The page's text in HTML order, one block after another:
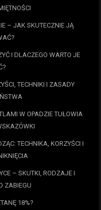
– JAK SKUTECZNIE JĄ
I DLACZEGO WARTO JE
TECHNIKI I ZASADY
W OPADZIE TUŁOWIA
TECHNIKA, KORZYŚCI I
– SKUTKI, RODZAJE I
ZABIEGU
18%?